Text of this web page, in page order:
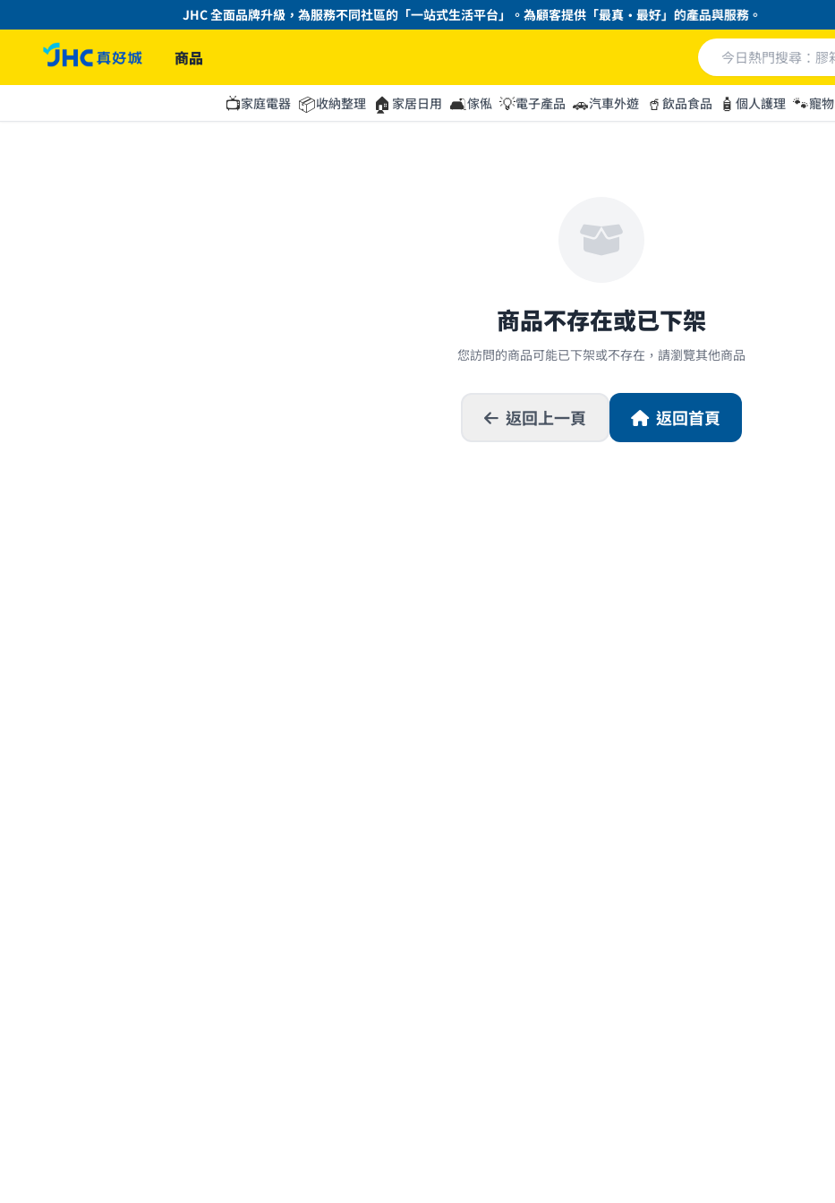
JHC 全面品牌升級，為服務不同社區的「一站式生活平台」。為顧客提供「最真・最好」的產品與服務。
商品
📺家庭電器 📦收納整理 🏠 家居日用 🛋️傢俬 💡電子產品 🚗汽車外遊 🥤 飲品食品 🧴 個人護理 🐾寵物
商品不存在或已下架
您訪問的商品可能已下架或不存在，請瀏覽其他商品
返回上一頁 返回首頁